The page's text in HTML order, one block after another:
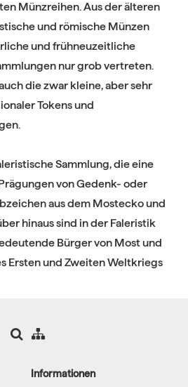
Münzreihen. Aus der älteren
und römische Münzen
und frühneuzeitliche
nur grob vertreten.
die zwar kleine, aber sehr
Tokens und
Sammlung, die eine
von Gedenk- oder
aus dem Mostecko und
hinaus sind in der Faleristik
Bürger von Most und
Ersten und Zweiten Weltkriegs
Informationen